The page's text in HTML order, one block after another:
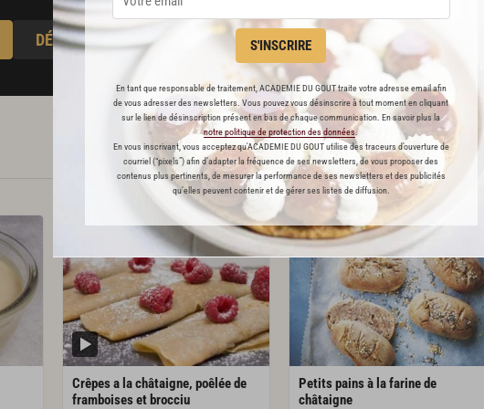
S'INSCRIRE
En tant que responsable de traitement, ACADEMIE DU GOUT traite votre adresse email afin
de vous adresser des newsletters. Vous pouvez vous désinscrire à tout moment en cliquant
sur le lien de désinscription présent en bas de chaque communication. En savoir plus la
notre politique de protection des données.
En vous inscrivant, vous acceptez qu'ACADEMIE DU GOUT utilise des traceurs d’ouverture de
courriel (“pixels”) afin d’adapter la fréquence de ses newsletters, de vous proposer des
contenus plus pertinents, de mesurer la performance de ses newsletters et des publicités
qu’elles peuvent contenir et de gérer ses listes de diffusion.
DÉJÀ ABONNÉ(E) ? JE ME CONNECTE
L'ACADÉMIE DU GOÛT VOUS RECOMMANDE
PREMIUM
Crêpes a la châtaigne, poêlée de
framboises et brocciu
PREMIUM
Petits pains à la farine de
châtaigne